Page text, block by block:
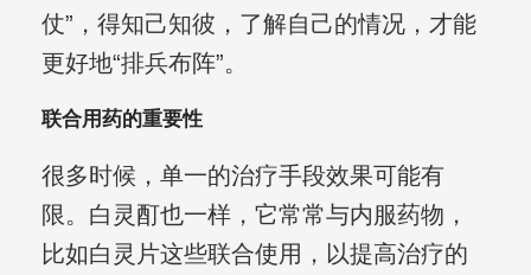
仗”，得知己知彼，了解自己的情况，才能
更好地“排兵布阵”。
联合用药的重要性
很多时候，单一的治疗手段效果可能有
限。白灵酊也一样，它常常与内服药物，
比如白灵片这些联合使用，以提高治疗的